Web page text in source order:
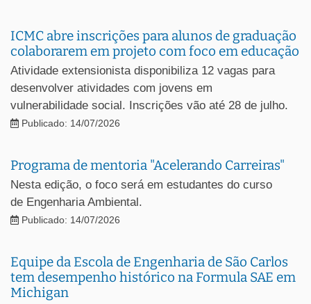
ICMC abre inscrições para alunos de graduação
colaborarem em projeto com foco em educação
Atividade extensionista disponibiliza 12 vagas para
desenvolver atividades com jovens em
vulnerabilidade social. Inscrições vão até 28 de julho.
Publicado: 14/07/2026
Programa de mentoria "Acelerando Carreiras"
Nesta edição, o foco será em estudantes do curso
de Engenharia Ambiental.
Publicado: 14/07/2026
Equipe da Escola de Engenharia de São Carlos
tem desempenho histórico na Formula SAE em
Michigan